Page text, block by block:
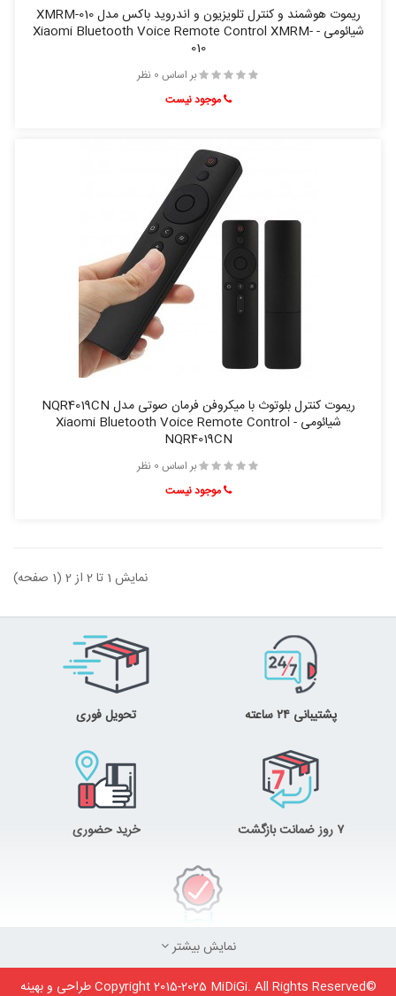
ریموت هوشمند و کنترل تلویزیون و اندروید باکس مدل XMRM-010
شیائومی - Xiaomi Bluetooth Voice Remote Control XMRM-
010
بر اساس 0 نظر
موجود نیست
ریموت کنترل بلوتوث با میکروفن فرمان صوتی مدل NQR4019CN
شیائومی - Xiaomi Bluetooth Voice Remote Control
NQR4019CN
بر اساس 0 نظر
موجود نیست
نمایش 1 تا 2 از 2 (1 صفحه)
تحویل فوری پشتیبانی ۲۴ ساعته
خرید حضوری ۷ روز ضمانت بازگشت
ضمانت اصل‌بودن کالا
نمایش بیشتر
©Copyright 2015-2025 MiDiGi. All Rights Reserved طراحی و بهینه